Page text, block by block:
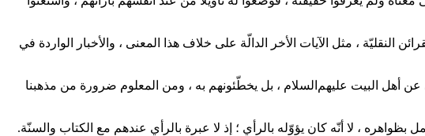
، مثل الآيات الأخر الدالّة على خلاف هذا المعنى ، والأخبار الواردة في
عن أهل البيت عليهم‌السلام ، بل يخطّئونهم به ، ومن المعلوم ضرورة من مذهبنا
، لا أنّه كان يؤوّله بالرأي ؛ إذ لا عبرة بالرأي عندهم مع الكتاب والسنّة.